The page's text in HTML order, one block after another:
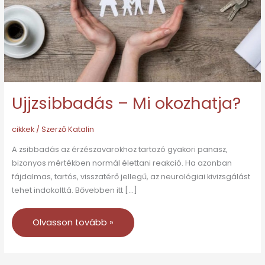
Ujjzsibbadás – Mi okozhatja?
cikkek/ SzerzőKatalin
A zsibbadás az érzészavarokhoz tartozó gyakori panasz,
bizonyos mértékben normál élettani reakció. Ha azonban
fájdalmas, tartós, visszatérő jellegű, az neurológiai kivizsgálást
tehet indokolttá. Bővebben itt […]
Olvasson tovább »